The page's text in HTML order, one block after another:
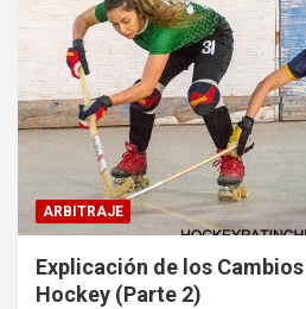
ARBITRAJE
Explicación de los Cambios
Hockey (Parte 2)